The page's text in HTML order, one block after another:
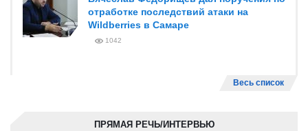
отработке последствий атаки на
Wildberries в Самаре
1042
Весь список
ПРЯМАЯ РЕЧЬ/ИНТЕРВЬЮ